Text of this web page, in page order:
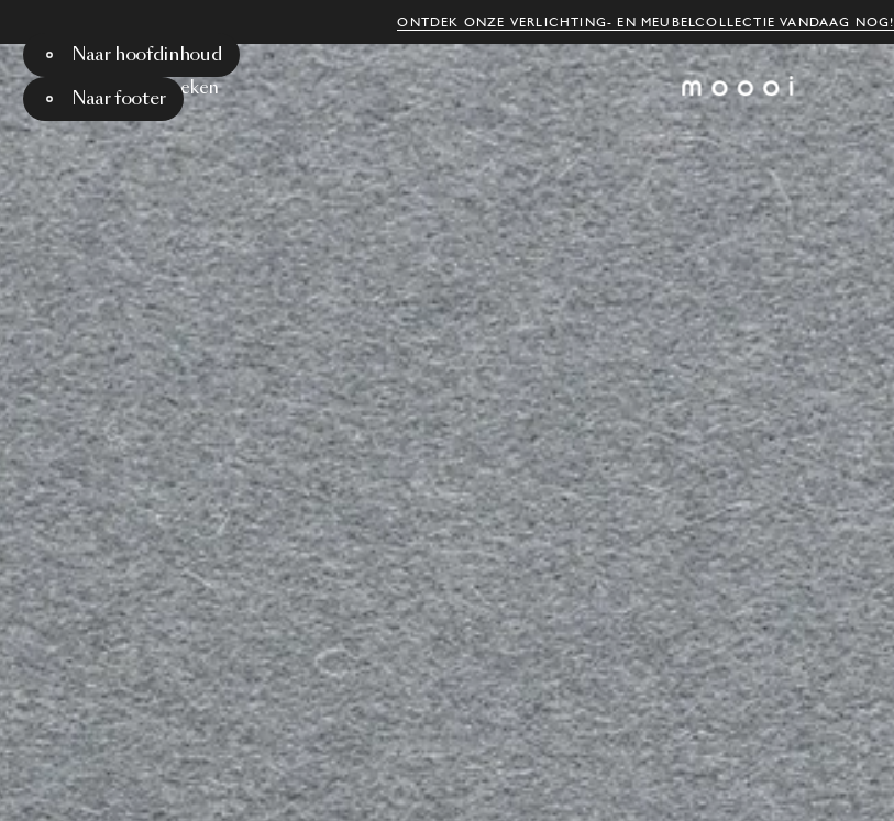
ONTDEK ONZE VERLICHTING- EN MEUBELCOLLECTIE VANDAAG NOG!
Naar hoofdinhoud
Naar footer
Menu Zoeken